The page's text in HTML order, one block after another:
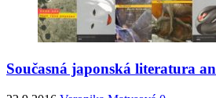
Současná japonská literatura